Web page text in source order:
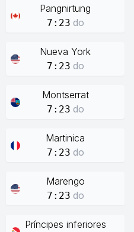
Pangnirtung
7:23 do
Nueva York
7:23 do
Montserrat
7:23 do
Martinica
7:23 do
Marengo
7:23 do
Príncipes inferiores